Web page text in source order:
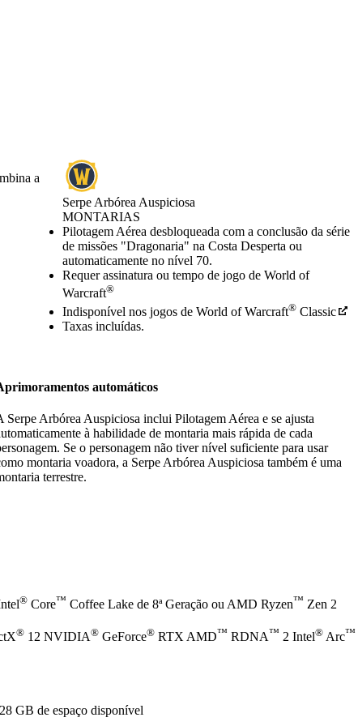
Serpe Arbórea Auspiciosa
MONTARIAS
Preço
Available actions
Pilotagem Aérea desbloqueada com a conclusão da série
de missões "Dragonaria" na Costa Desperta ou
automaticamente no nível 70.
Requer assinatura ou tempo de jogo de World of
Warcraft®
Indisponível nos jogos de World of Warcraft® Classic
Taxas incluídas.
a
automáticos
Serpe Arbórea Auspiciosa inclui Pilotagem Aérea e se ajusta
à habilidade de montaria mais rápida de cada
Se o personagem não tiver nível suficiente para usar
montaria voadora, a Serpe Arbórea Auspiciosa também é uma
terrestre.
® Core™ Coffee Lake de 8ª Geração ou AMD Ryzen™ Zen 2
® 12 NVIDIA® GeForce® RTX AMD™ RDNA™ 2 Intel® Arc™
GB de espaço disponível